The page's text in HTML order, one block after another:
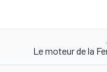
Le moteur de la